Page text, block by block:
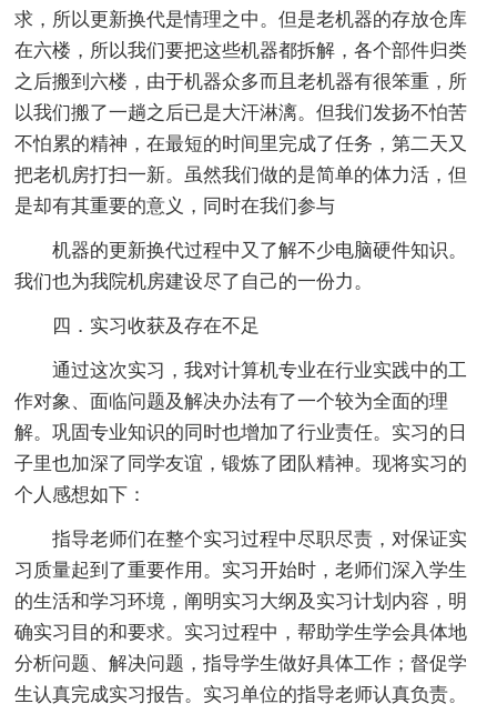
求，所以更新换代是情理之中。但是老机器的存放仓库
在六楼，所以我们要把这些机器都拆解，各个部件归类
之后搬到六楼，由于机器众多而且老机器有很笨重，所
以我们搬了一趟之后已是大汗淋漓。但我们发扬不怕苦
不怕累的精神，在最短的时间里完成了任务，第二天又
把老机房打扫一新。虽然我们做的是简单的体力活，但
是却有其重要的意义，同时在我们参与
机器的更新换代过程中又了解不少电脑硬件知识。
我们也为我院机房建设尽了自己的一份力。
四．实习收获及存在不足
通过这次实习，我对计算机专业在行业实践中的工
作对象、面临问题及解决办法有了一个较为全面的理
解。巩固专业知识的同时也增加了行业责任。实习的日
子里也加深了同学友谊，锻炼了团队精神。现将实习的
个人感想如下：
指导老师们在整个实习过程中尽职尽责，对保证实
习质量起到了重要作用。实习开始时，老师们深入学生
的生活和学习环境，阐明实习大纲及实习计划内容，明
确实习目的和要求。实习过程中，帮助学生学会具体地
分析问题、解决问题，指导学生做好具体工作；督促学
生认真完成实习报告。实习单位的指导老师认真负责。